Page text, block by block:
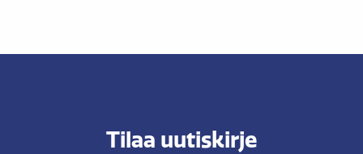
Tilaa uutiskirje